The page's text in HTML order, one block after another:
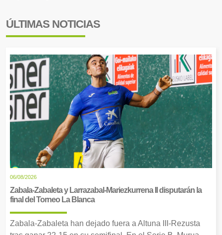
ÚLTIMAS NOTICIAS
06/08/2026
Zabala-Zabaleta y Larrazabal-Mariezkurrena II disputarán la
final del Torneo La Blanca
Zabala-Zabaleta han dejado fuera a Altuna III-Rezusta